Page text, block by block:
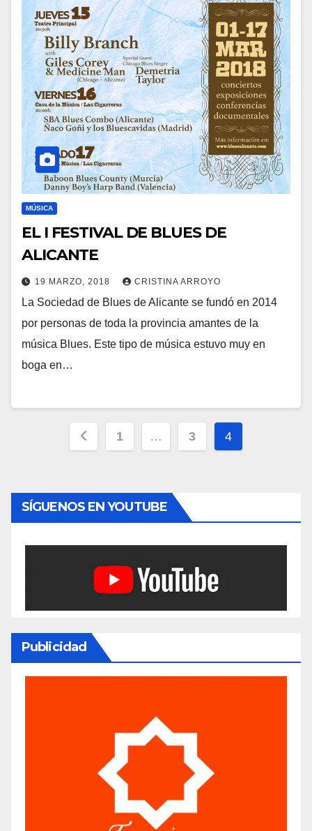
MÚSICA
EL I FESTIVAL DE BLUES DE
ALICANTE
19 MARZO, 2018 CRISTINA ARROYO
La Sociedad de Blues de Alicante se fundó en 2014
por personas de toda la provincia amantes de la
música Blues. Este tipo de música estuvo muy en
boga en…
Paginación
entradas
1 … 3 4
SÍGUENOS EN YOUTUBE
Publicidad